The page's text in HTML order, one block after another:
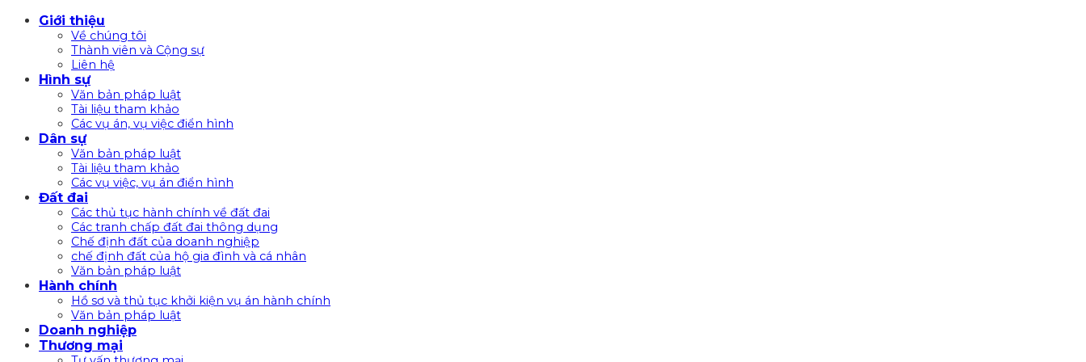
Giới thiệu
Về chúng tôi
Thành viên và Cộng sự
Liên hệ
Hình sự
Văn bản pháp luật
Tài liệu tham khảo
Các vụ án, vụ việc điển hình
Dân sự
Văn bản pháp luật
Tài liệu tham khảo
Các vụ việc, vụ án điển hình
Đất đai
Các thủ tục hành chính về đất đai
Các tranh chấp đất đai thông dụng
Chế định đất của doanh nghiệp
chế định đất của hộ gia đình và cá nhân
Văn bản pháp luật
Hành chính
Hồ sơ và thủ tục khởi kiện vụ án hành chính
Văn bản pháp luật
Doanh nghiệp
Thương mại